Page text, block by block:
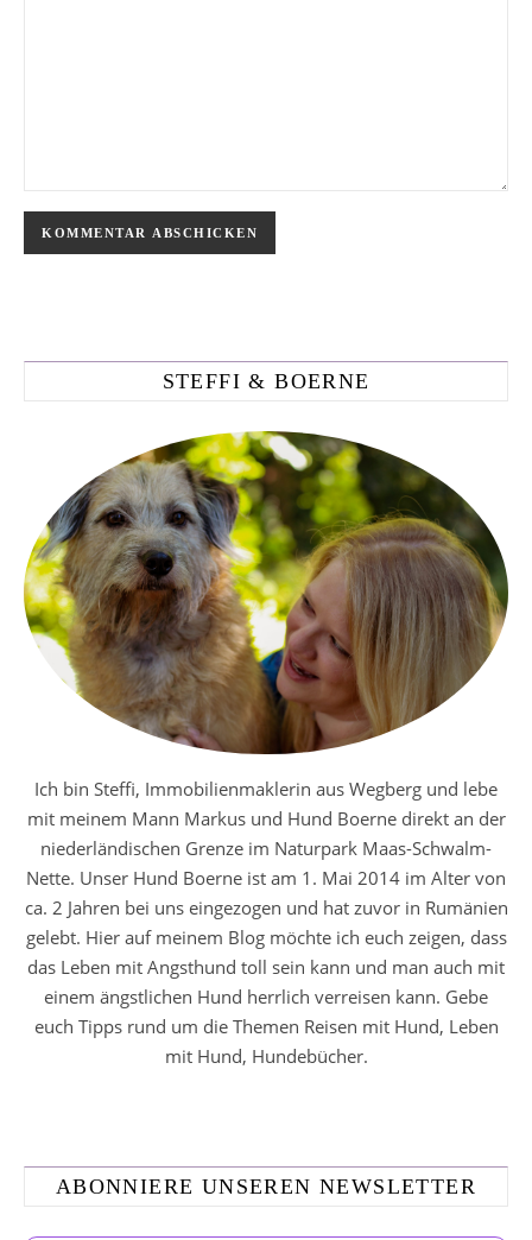
STEFFI & BOERNE
Ich bin Steffi, Immobilienmaklerin aus Wegberg und lebe
mit meinem Mann Markus und Hund Boerne direkt an der
niederländischen Grenze im Naturpark Maas-Schwalm-
Nette. Unser Hund Boerne ist am 1. Mai 2014 im Alter von
ca. 2 Jahren bei uns eingezogen und hat zuvor in Rumänien
gelebt. Hier auf meinem Blog möchte ich euch zeigen, dass
das Leben mit Angsthund toll sein kann und man auch mit
einem ängstlichen Hund herrlich verreisen kann. Gebe
euch Tipps rund um die Themen Reisen mit Hund, Leben
mit Hund, Hundebücher.
ABONNIERE UNSEREN NEWSLETTER